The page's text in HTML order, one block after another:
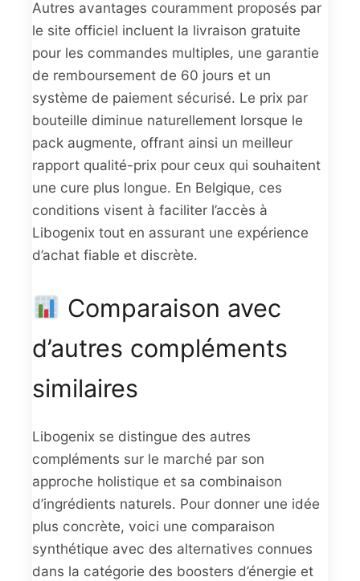
Autres avantages couramment proposés par
le site officiel incluent la livraison gratuite
pour les commandes multiples, une garantie
de remboursement de 60 jours et un
système de paiement sécurisé. Le prix par
bouteille diminue naturellement lorsque le
pack augmente, offrant ainsi un meilleur
rapport qualité-prix pour ceux qui souhaitent
une cure plus longue. En Belgique, ces
conditions visent à faciliter l’accès à
Libogenix tout en assurant une expérience
d’achat fiable et discrète.
Comparaison avec
d’autres compléments
similaires
Libogenix se distingue des autres
compléments sur le marché par son
approche holistique et sa combinaison
d’ingrédients naturels. Pour donner une idée
plus concrète, voici une comparaison
synthétique avec des alternatives connues
dans la catégorie des boosters d’énergie et